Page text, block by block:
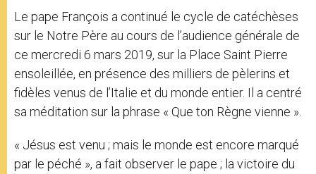
Le pape François a continué le cycle de catéchèses
sur le Notre Père au cours de l’audience générale de
ce mercredi 6 mars 2019, sur la Place Saint Pierre
ensoleillée, en présence des milliers de pèlerins et
fidèles venus de l’Italie et du monde entier. Il a centré
sa méditation sur la phrase « Que ton Règne vienne ».
« Jésus est venu ; mais le monde est encore marqué
par le péché », a fait observer le pape ; la victoire du